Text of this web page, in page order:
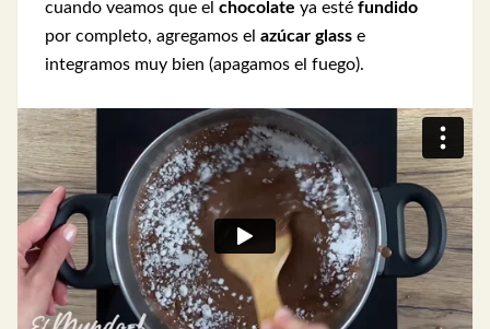
cuando veamos que el chocolate ya esté fundido
por completo, agregamos el azúcar glass e
integramos muy bien (apagamos el fuego).